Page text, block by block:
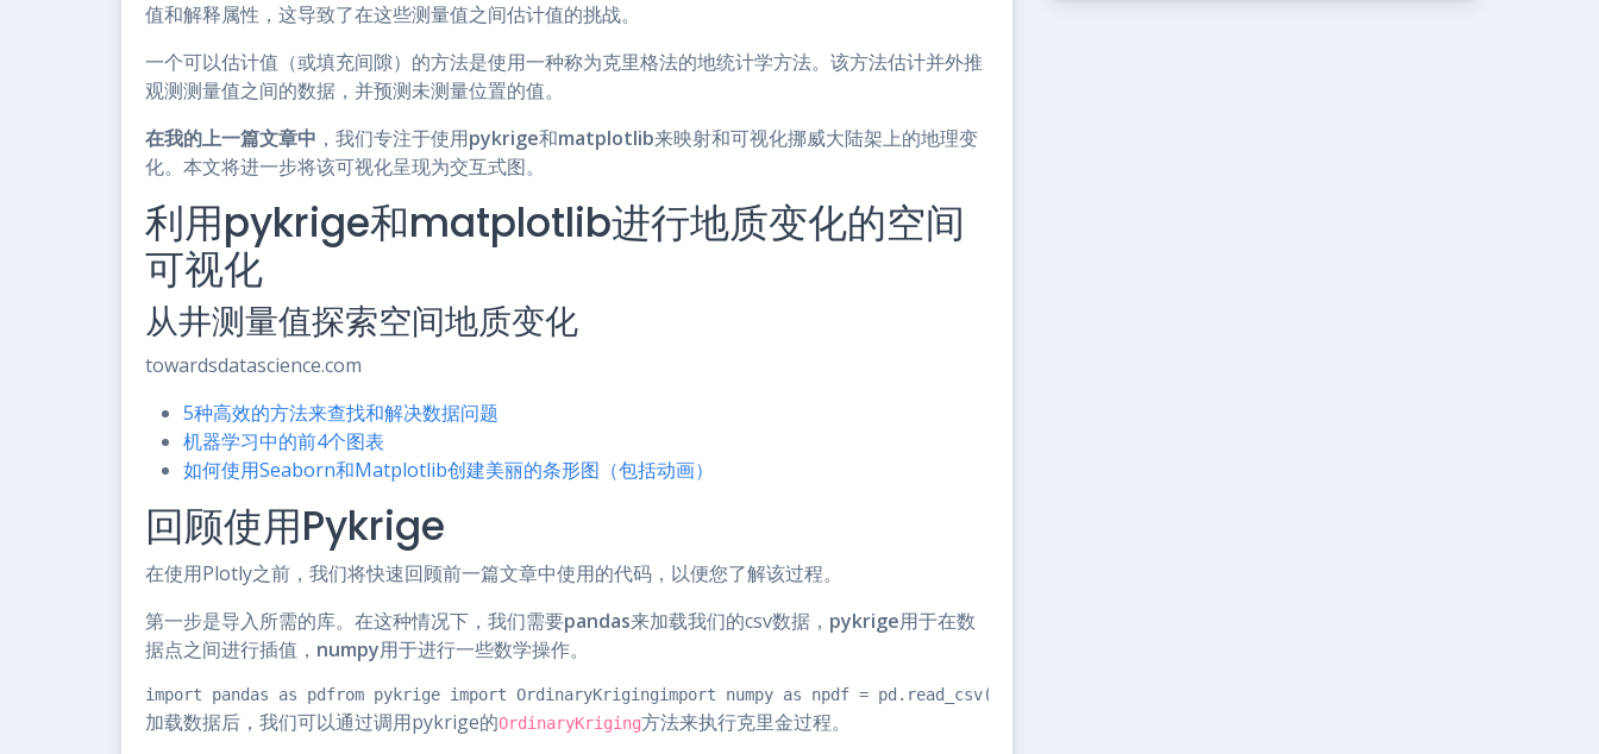
值和解释属性，这导致了在这些测量值之间估计值的挑战。
一个可以估计值（或填充间隙）的方法是使用一种称为克里格法的地统计学方法。该方法估计并外推
观测测量值之间的数据，并预测未测量位置的值。
在我的上一篇文章中 ，我们专注于使用pykrige和matplotlib来映射和可视化挪威大陆架上的地理变
化。本文将进一步将该可视化呈现为交互式图。
利用pykrige和matplotlib进行地质变化的空间
可视化
从井测量值探索空间地质变化
towardsdatascience.com
5种高效的方法来查找和解决数据问题
机器学习中的前4个图表
如何使用Seaborn和Matplotlib创建美丽的条形图（包括动画）
回顾使用Pykrige
在使用Plotly之前，我们将快速回顾前一篇文章中使用的代码，以便您了解该过程。
第一步是导入所需的库。在这种情况下，我们需要pandas来加载我们的csv数据， pykrige用于在数
据点之间进行插值， numpy用于进行一些数学操作。
import pandas as pdfrom pykrige import OrdinaryKrigingimport numpy as npdf = pd.read_csv('Data/Xeek Force 2020/Xeek_2020_Balder_DTC_AVG.csv')
加载数据后，我们可以通过调用pykrige的OrdinaryKriging方法来执行克里金过程。